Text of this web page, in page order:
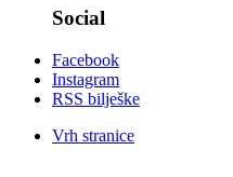
Social
Facebook
Instagram
RSS bilješke
Vrh stranice